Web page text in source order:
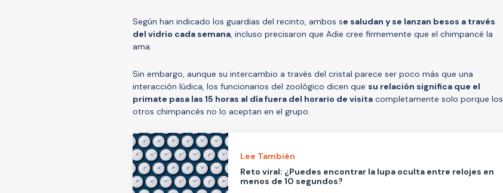
Según han indicado los guardias del recinto, ambos se saludan y se lanzan besos a través
del vidrio cada semana, incluso precisaron que Adie cree firmemente que el chimpancé la
ama.
Sin embargo, aunque su intercambio a través del cristal parece ser poco más que una
interacción lúdica, los funcionarios del zoológico dicen que su relación significa que el
primate pasa las 15 horas al día fuera del horario de visita completamente solo porque los
otros chimpancés no lo aceptan en el grupo.
Lee También
Reto viral: ¿Puedes encontrar la lupa oculta entre relojes en
menos de 10 segundos?